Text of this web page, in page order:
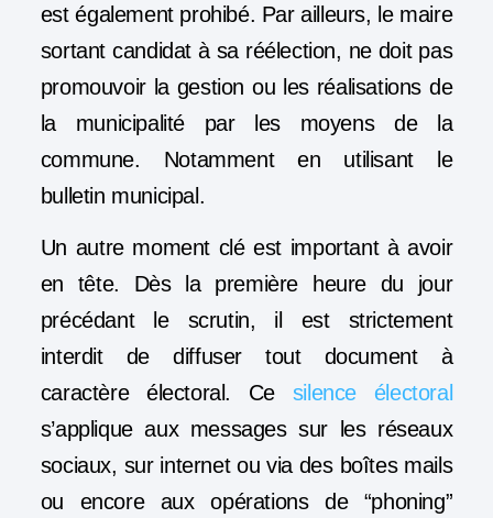
est également prohibé. Par ailleurs, le maire
sortant candidat à sa réélection, ne doit pas
promouvoir la gestion ou les réalisations de
la municipalité par les moyens de la
commune. Notamment en utilisant le
bulletin municipal.
Un autre moment clé est important à avoir
en tête. Dès la première heure du jour
précédant le scrutin, il est strictement
interdit de diffuser tout document à
caractère électoral. Ce silence électoral
s’applique aux messages sur les réseaux
sociaux, sur internet ou via des boîtes mails
ou encore aux opérations de “phoning”